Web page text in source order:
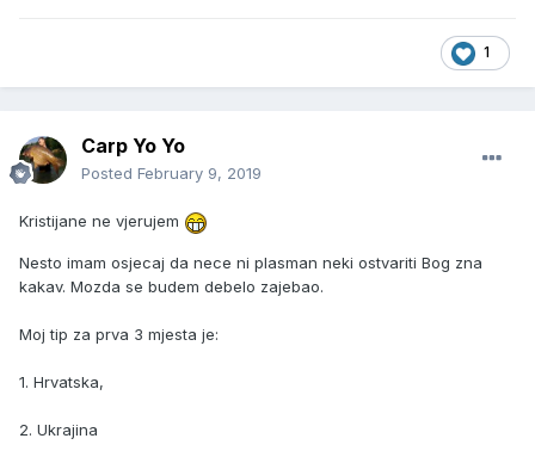
1
Carp Yo Yo
Posted February 9, 2019
Kristijane ne vjerujem
Nesto imam osjecaj da nece ni plasman neki ostvariti Bog zna
kakav. Mozda se budem debelo zajebao.
Moj tip za prva 3 mjesta je:
1. Hrvatska,
2. Ukrajina